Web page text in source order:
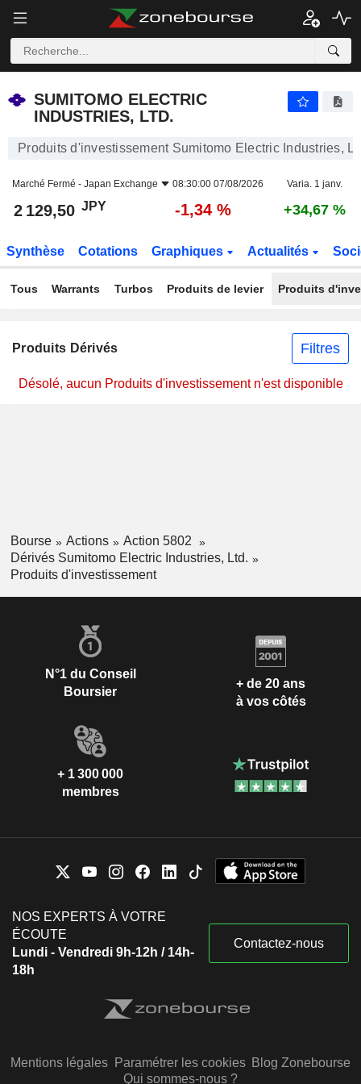
SUMITOMO ELECTRIC
INDUSTRIES, LTD.
Produits d'investissement Sumitomo Electric Industries,
Marché Fermé - Japan Exchange 08:30:00 07/08/2026 Varia. 1 janv.
2 129,50 JPY -1,34 % +34,67 %
Synthèse Cotations Graphiques Actualités
Tous Warrants Turbos Produits de levier Produits
Produits Dérivés Filtres
Désolé, aucun Produits d'investissement n'est disponible
Bourse Actions
Action 5802
Dérivés Sumitomo Electric Industries, Ltd.
Produits d'investissement
N°1 du Conseil
Boursier
+ de 20 ans
à vos côtés
+ 1 300 000
membres
NOS EXPERTS À VOTRE
ÉCOUTE
Lundi - Vendredi 9h-12h / 14h-
18h
Contactez-nous
Mentions légales Paramétrer les cookies Blog Zonebourse
Qui sommes-nous ?